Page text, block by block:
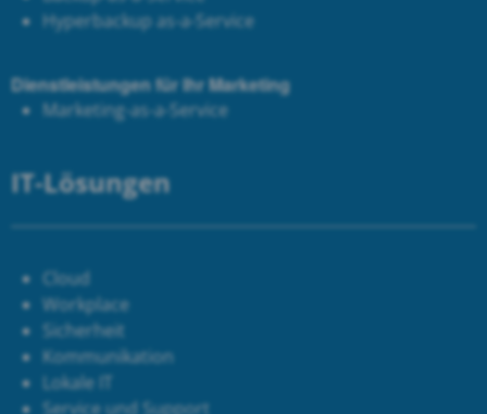
Hyperbackup as-a-Service
Dienstleistungen für Ihr Marketing
Marketing-as-a-Service
IT-Lösungen
Cloud
Workplace
Sicherheit
Kommunikation
Lokale IT
Service und Support